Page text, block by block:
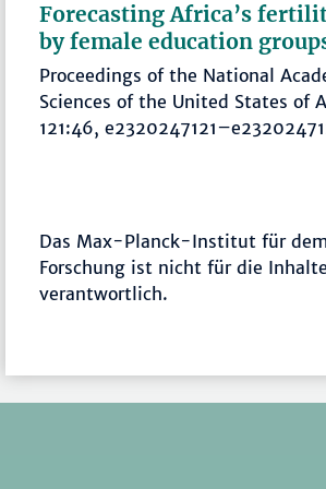
Forecasting Africa’s
by female education
Proceedings of the National
Sciences of the United States of
121:46,
Das Max-Planck-Institut für
Forschung ist nicht für die
verantwortlich.